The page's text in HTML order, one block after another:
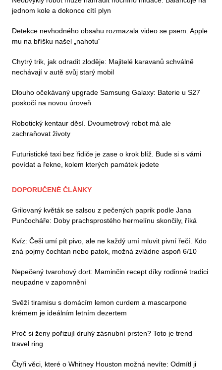
jednom kole a dokonce cítí plyn
Detekce nevhodného obsahu rozmazala video se psem. Apple
mu na bříšku našel „nahotu“
Chytrý trik, jak odradit zloděje: Majitelé karavanů schválně
nechávají v autě svůj starý mobil
Dlouho očekávaný upgrade Samsung Galaxy: Baterie u S27
poskočí na novou úroveň
Robotický kentaur děsí. Dvoumetrový robot má ale
zachraňovat životy
Futuristické taxi bez řidiče je zase o krok blíž. Bude si s vámi
povídat a řekne, kolem kterých památek jedete
DOPORUČENÉ ČLÁNKY
Grilovaný květák se salsou z pečených paprik podle Jana
Punčocháře: Doby prachsprostého hermelínu skončily, říká
Kvíz: Češi umí pít pivo, ale ne každý umí mluvit pivní řečí. Kdo
zná pojmy čochtan nebo patok, možná zvládne aspoň 6/10
Nepečený tvarohový dort: Maminčin recept díky rodinné tradici
neupadne v zapomnění
Svěží tiramisu s domácím lemon curdem a mascarpone
krémem je ideálním letním dezertem
Proč si ženy pořizují druhý zásnubní prsten? Toto je trend
travel ring
Čtyři věci, které o Whitney Houston možná nevíte: Odmítl ji